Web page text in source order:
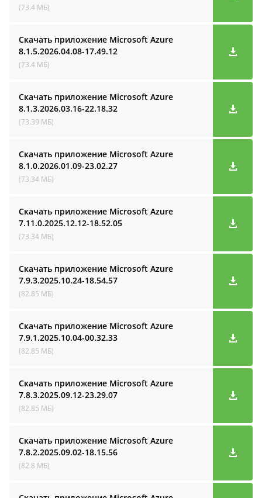
(73.4 МБ)
Скачать приложение Microsoft Azure
8.1.5.2026.04.08-17.49.12
(73.4 МБ)
Скачать приложение Microsoft Azure
8.1.3.2026.03.16-22.18.32
(73.39 МБ)
Скачать приложение Microsoft Azure
8.1.0.2026.01.09-23.02.27
(73.34 МБ)
Скачать приложение Microsoft Azure
7.11.0.2025.12.12-18.52.05
(73.34 МБ)
Скачать приложение Microsoft Azure
7.9.3.2025.10.24-18.54.57
(82.85 МБ)
Скачать приложение Microsoft Azure
7.9.1.2025.10.04-00.32.33
(82.85 МБ)
Скачать приложение Microsoft Azure
7.8.3.2025.09.12-23.29.07
(82.85 МБ)
Скачать приложение Microsoft Azure
7.8.2.2025.09.02-18.15.56
(82.8 МБ)